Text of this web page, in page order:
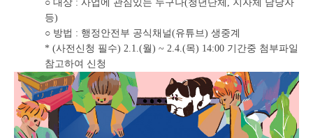
○ 대상 : 사업에 관심있는 누구나(청년단체, 지자체 담당자
등)
○ 방법 : 행정안전부 공식채널(유튜브) 생중계
* (사전신청 필수) 2.1.(월) ~ 2.4.(목) 14:00 기간중 첨부파일
참고하여 신청